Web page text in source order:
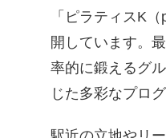
「ピラティスK
開しています。
率的に鍛えるグ
じた多彩なプロ